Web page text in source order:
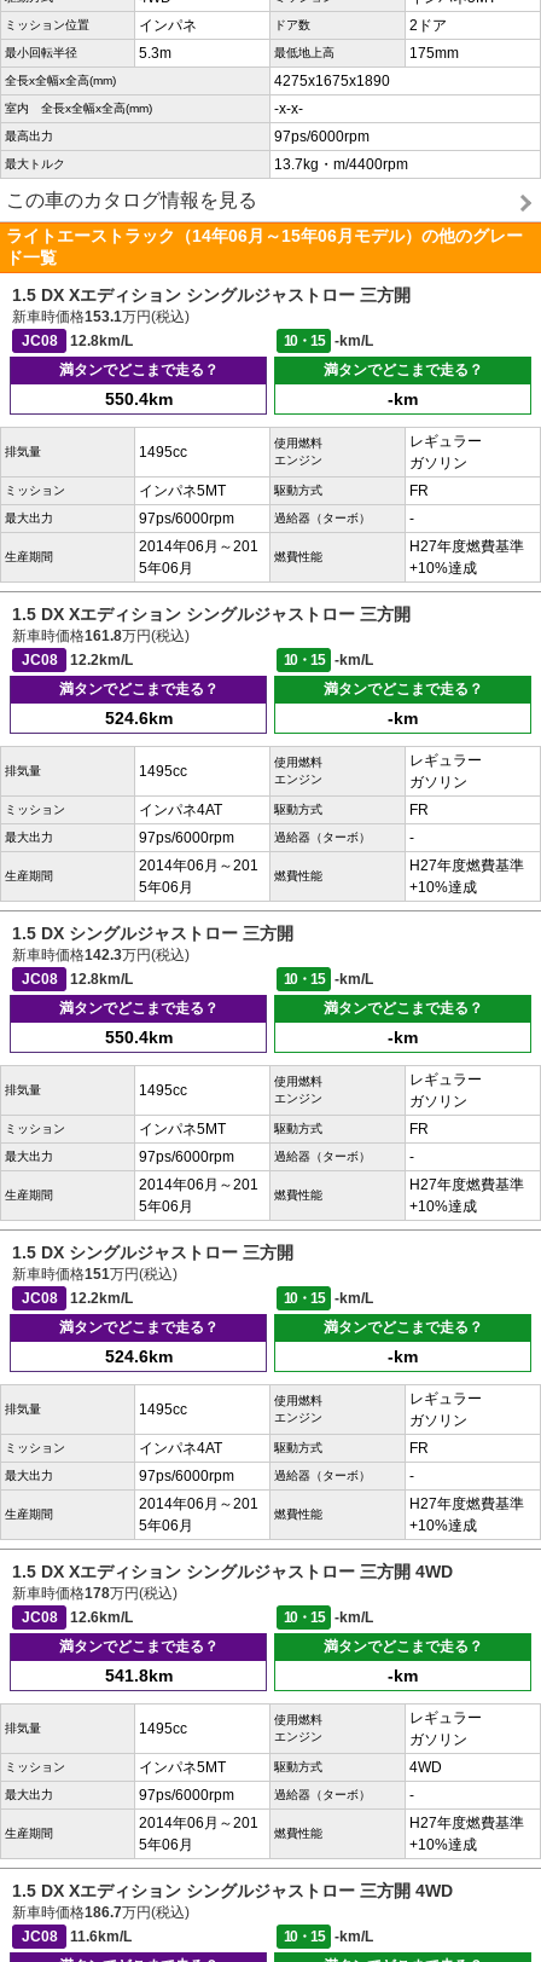
ミッション位置 インパネ ドア数 2ドア
最小回転半径 5.3m 最低地上高 175mm
全長x全幅x全高(mm) 4275x1675x1890
室内 全長x全幅x全高(mm) -x-x-
最高出力 97ps/6000rpm
最大トルク 13.7kg・m/4400rpm
この車のカタログ情報を見る
ライトエーストラック（14年06月～15年06月モデル）の他のグレー
ド一覧
1.5 DX Xエディション シングルジャストロー 三方開
新車時価格153.1万円(税込)
JC08
12.8km/L 10・15
-km/L
満タンでどこまで走る？
550.4km
満タンでどこまで走る？
-km
排気量 1495cc
使用燃料
エンジン
レギュラー
ガソリン
ミッション インパネ5MT 駆動方式 FR
最大出力 97ps/6000rpm 過給器（ターボ） -
生産期間
2014年06月～201
5年06月
燃費性能
H27年度燃費基準
+10%達成
1.5 DX Xエディション シングルジャストロー 三方開
新車時価格161.8万円(税込)
JC08
12.2km/L 10・15
-km/L
満タンでどこまで走る？
524.6km
満タンでどこまで走る？
-km
排気量 1495cc
使用燃料
エンジン
レギュラー
ガソリン
ミッション インパネ4AT 駆動方式 FR
最大出力 97ps/6000rpm 過給器（ターボ） -
生産期間
2014年06月～201
5年06月
燃費性能
H27年度燃費基準
+10%達成
1.5 DX シングルジャストロー 三方開
新車時価格142.3万円(税込)
JC08
12.8km/L 10・15
-km/L
満タンでどこまで走る？
550.4km
満タンでどこまで走る？
-km
排気量 1495cc
使用燃料
エンジン
レギュラー
ガソリン
ミッション インパネ5MT 駆動方式 FR
最大出力 97ps/6000rpm 過給器（ターボ） -
生産期間
2014年06月～201
5年06月
燃費性能
H27年度燃費基準
+10%達成
1.5 DX シングルジャストロー 三方開
新車時価格151万円(税込)
JC08
12.2km/L 10・15
-km/L
満タンでどこまで走る？
524.6km
満タンでどこまで走る？
-km
排気量 1495cc
使用燃料
エンジン
レギュラー
ガソリン
ミッション インパネ4AT 駆動方式 FR
最大出力 97ps/6000rpm 過給器（ターボ） -
生産期間
2014年06月～201
5年06月
燃費性能
H27年度燃費基準
+10%達成
1.5 DX Xエディション シングルジャストロー 三方開 4WD
新車時価格178万円(税込)
JC08
12.6km/L 10・15
-km/L
満タンでどこまで走る？
541.8km
満タンでどこまで走る？
-km
排気量 1495cc
使用燃料
エンジン
レギュラー
ガソリン
ミッション インパネ5MT 駆動方式 4WD
最大出力 97ps/6000rpm 過給器（ターボ） -
生産期間
2014年06月～201
5年06月
燃費性能
H27年度燃費基準
+10%達成
1.5 DX Xエディション シングルジャストロー 三方開 4WD
新車時価格186.7万円(税込)
JC08
11.6km/L 10・15
-km/L